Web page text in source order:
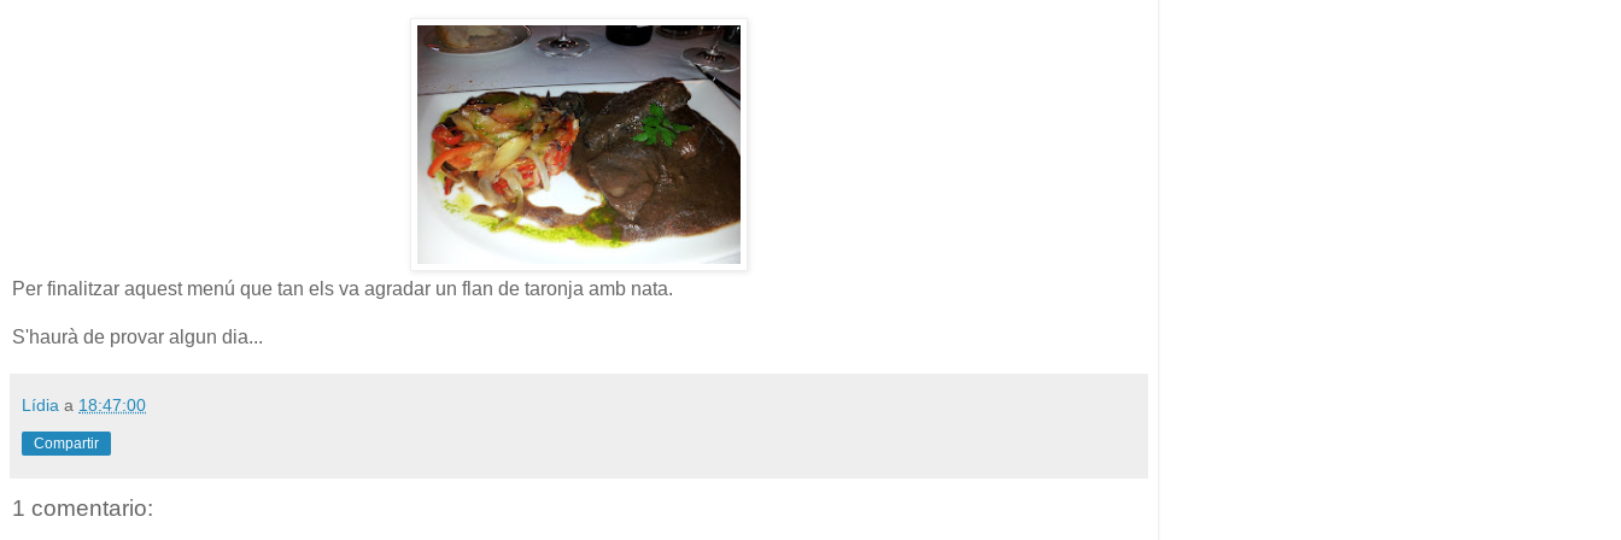
Per finalitzar aquest menú que tan els va agradar un flan de taronja amb nata.
S'haurà de provar algun dia...
Lídia a 18:47:00
Compartir
1 comentario: